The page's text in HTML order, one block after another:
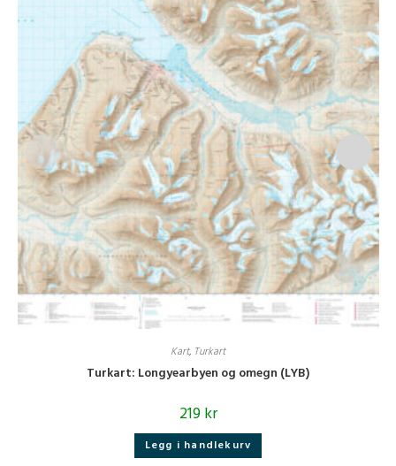
Kart, Turkart
Turkart: Longyearbyen og omegn (LYB)
219kr
Legg i handlekurv